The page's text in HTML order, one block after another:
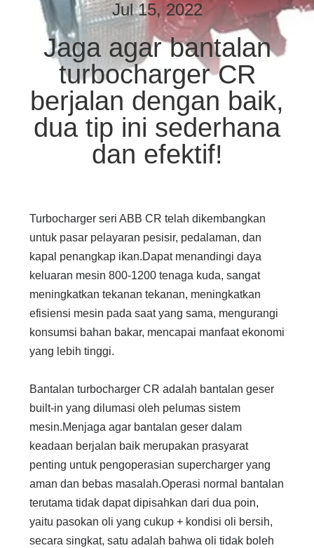
KUALITAS
HUBUNGI
BERITA
POLICY
Jul 15, 2022
Jaga agar bantalan
turbocharger CR
berjalan dengan baik,
dua tip ini sederhana
dan efektif!
Turbocharger seri ABB CR telah dikembangkan
untuk pasar pelayaran pesisir, pedalaman, dan
kapal penangkap ikan.Dapat menandingi daya
keluaran mesin 800-1200 tenaga kuda, sangat
meningkatkan tekanan tekanan, meningkatkan
efisiensi mesin pada saat yang sama, mengurangi
konsumsi bahan bakar, mencapai manfaat ekonomi
yang lebih tinggi.
Bantalan turbocharger CR adalah bantalan geser
built-in yang dilumasi oleh pelumas sistem
mesin.Menjaga agar bantalan geser dalam
keadaan berjalan baik merupakan prasyarat
penting untuk pengoperasian supercharger yang
aman dan bebas masalah.Operasi normal bantalan
terutama tidak dapat dipisahkan dari dua poin,
yaitu pasokan oli yang cukup + kondisi oli bersih,
secara singkat, satu adalah bahwa oli tidak boleh